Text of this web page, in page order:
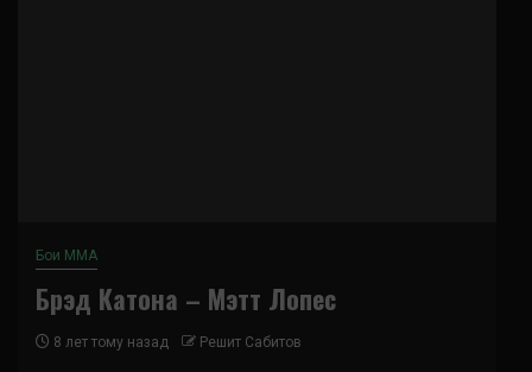
Бои ММА
Брэд Катона – Мэтт Лопес
8 лет тому назад Решит Сабитов